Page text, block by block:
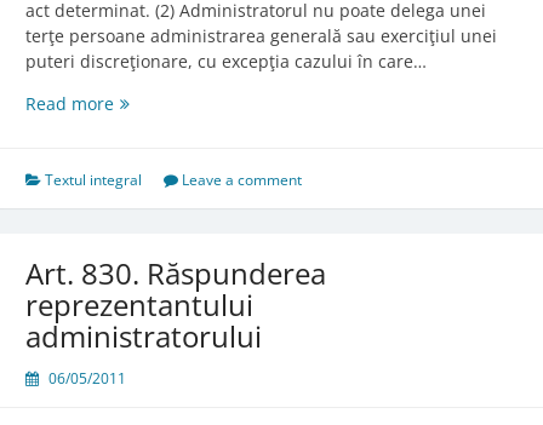
act determinat. (2) Administratorul nu poate delega unei
terţe persoane administrarea generală sau exerciţiul unei
puteri discreţionare, cu excepţia cazului în care…
Read moreArt.
Textul integral Leave a comment
Art. 830. Răspunderea
reprezentantului
administratorului
06/05/2011